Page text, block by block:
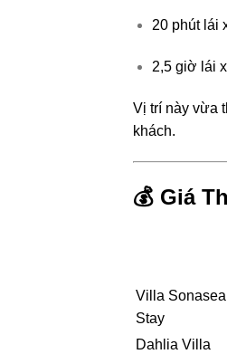
20 phút lái
2,5 giờ lái
Vị trí này vừa
khách.
💰 Giá
Villa
Stay
Dahlia Villa